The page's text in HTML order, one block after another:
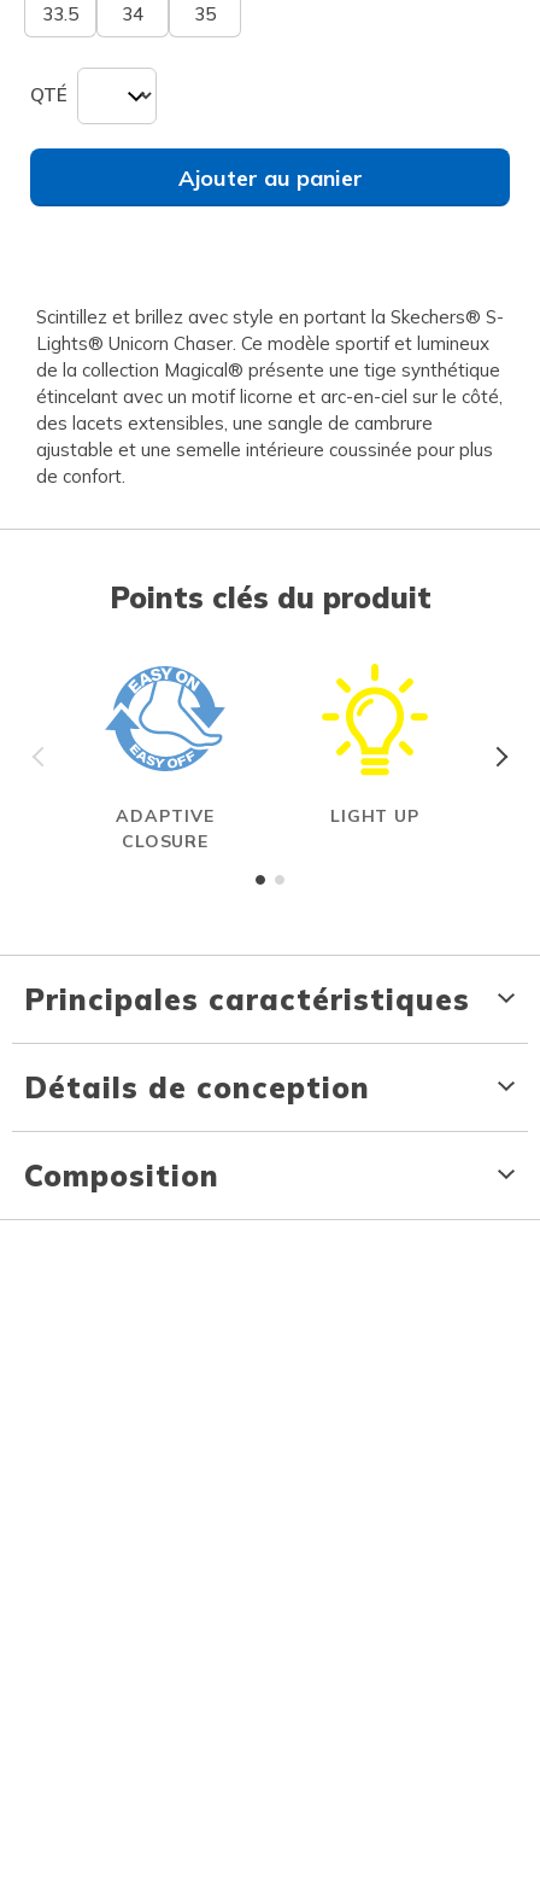
33.5 34 35
QTÉ
Ajouter au panier
Scintillez et brillez avec style en portant la Skechers® S-
Lights® Unicorn Chaser. Ce modèle sportif et lumineux
de la collection Magical® présente une tige synthétique
étincelant avec un motif licorne et arc-en-ciel sur le côté,
des lacets extensibles, une sangle de cambrure
ajustable et une semelle intérieure coussinée pour plus
de confort.
Points clés du produit
ADAPTIVE
CLOSURE
LIGHT UP
Principales caractéristiques
Détails de conception
Composition